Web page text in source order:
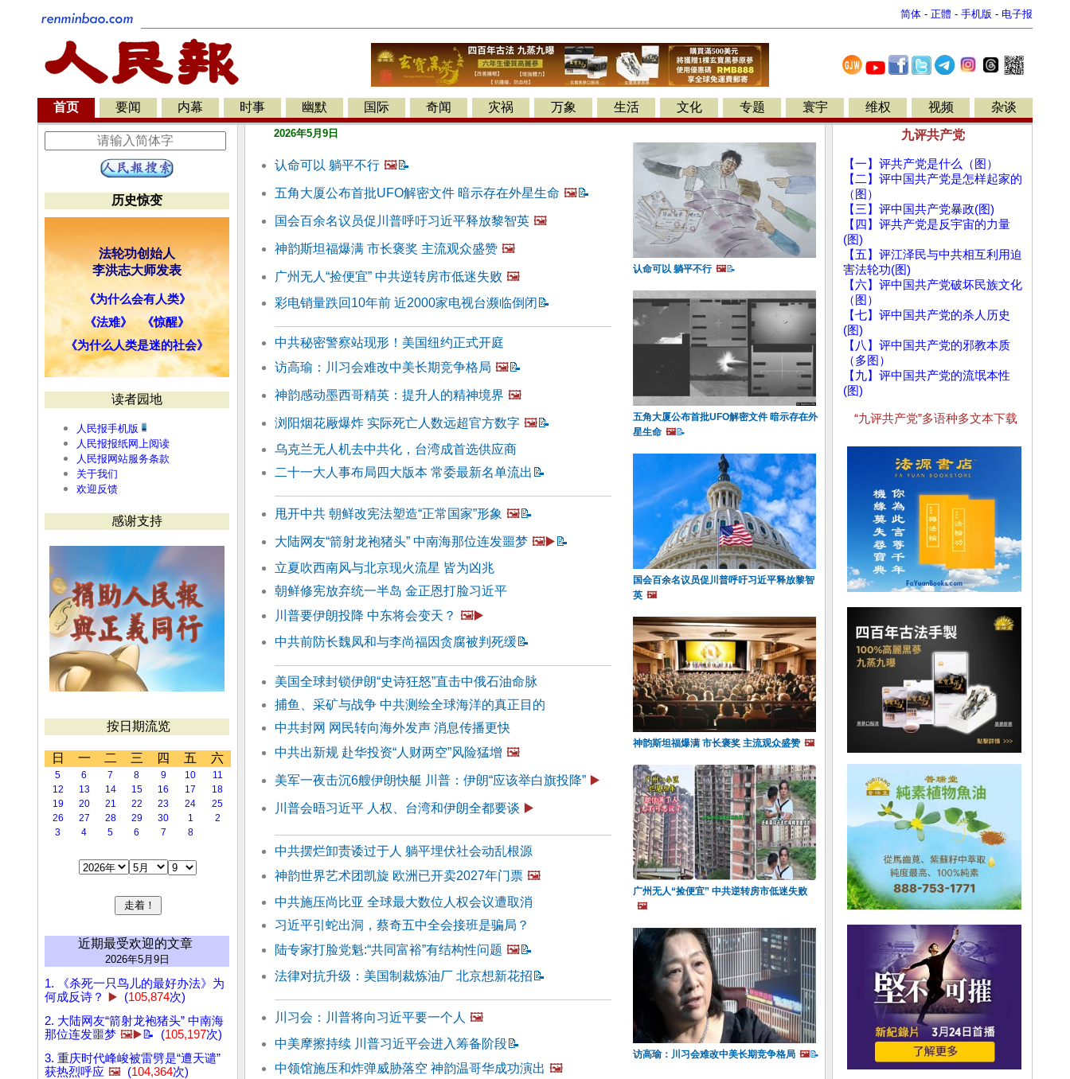
简体 - 正體 - 手机版 - 电子报
首页 要闻 内幕 时事 幽默 国际 奇闻 灾祸 万象 生活 文化 专题 寰宇 维权 视频 杂谈
历史惊变
法轮功创始人
李洪志大师发表
《为什么会有人类》
《法难》
《惊醒》
《为什么人类是迷的社会》
读者园地
人民报手机版
人民报报纸网上阅读
人民报网站服务条款
关于我们
欢迎反馈
感谢支持
按日期流览
日 一 二 三 四 五 六
5 6 7 8 9 10
11
12
13 14 15 16 17
18
19
20 21 22 23 24
25
26
27 28 29 30 1
2
3
4 5 6 7 8
近期最受欢迎的文章
2026年5月9日
1. 《杀死一只鸟儿的最好办法》为
何成反诗？
▶️ (105,874次)
2. 大陆网友“箭射龙袍猪头” 中南海
那位连发噩梦 🖼️▶️📝 (105,197次)
3. 重庆时代峰峻被雷劈是“遭天谴”
获热烈呼应 🖼️ (104,364次)
2026年5月9日
认命可以 躺平不行 🖼️📝
五角大厦公布首批UFO解密文件 暗示存在外星生命 🖼️📝
国会百余名议员促川普呼吁习近平释放黎智英 🖼️
神韵斯坦福爆满 市长褒奖 主流观众盛赞 🖼️
广州无人“捡便宜” 中共逆转房市低迷失败 🖼️
彩电销量跌回10年前 近2000家电视台濒临倒闭 📝
中共秘密警察站现形！美国纽约正式开庭
访高瑜：川习会难改中美长期竞争格局 🖼️📝
神韵感动墨西哥精英：提升人的精神境界 🖼️
浏阳烟花厰爆炸 实际死亡人数远超官方数字 🖼️📝
乌克兰无人机去中共化，台湾成首选供应商
二十一大人事布局四大版本 常委最新名单流出 📝
甩开中共 朝鲜改宪法塑造“正常国家”形象 🖼️📝
大陆网友“箭射龙袍猪头” 中南海那位连发噩梦 🖼️▶️ 📝
立夏吹西南风与北京现火流星 皆为凶兆
朝鲜修宪放弃统一半岛 金正恩打脸习近平
川普要伊朗投降 中东将会变天？ 🖼️▶️
中共前防长魏凤和与李尚福因贪腐被判死缓📝
美国全球封锁伊朗“史诗狂怒”直击中俄石油命脉
捕鱼、采矿与战争 中共测绘全球海洋的真正目的
中共封网 网民转向海外发声 消息传播更快
中共出新规 赴华投资“人财两空”风险猛增 🖼️
美军一夜击沉6艘伊朗快艇 川普：伊朗“应该举白旗投降” ▶️
川普会晤习近平 人权、台湾和伊朗全都要谈 ▶️
中共摆烂卸责诿过于人 躺平埋伏社会动乱根源
神韵世界艺术团凯旋 欧洲已开卖2027年门票 🖼️
中共施压尚比亚 全球最大数位人权会议遭取消
习近平引蛇出洞，蔡奇五中全会接班是骗局？
陆专家打脸党魁:“共同富裕”有结构性问题 🖼️📝
法律对抗升级：美国制裁炼油厂 北京想新花招 📝
川习会：川普将向习近平要一个人 🖼️
中美摩擦持续 川普习近平会进入筹备阶段📝
中领馆施压和炸弹威胁落空 神韵温哥华成功演出 🖼️
认命可以 躺平不行 🖼️📝
五角大厦公布首批UFO解密文件 暗示存在外
星生命 🖼️📝
国会百余名议员促川普呼吁习近平释放黎智
英 🖼️
神韵斯坦福爆满 市长褒奖 主流观众盛赞 🖼️
广州无人“捡便宜” 中共逆转房市低迷失败
🖼️
访高瑜：川习会难改中美长期竞争格局 🖼️📝
九评共产党
【一】评共产党是什么（图）
【二】评中国共产党是怎样起家的
（图）
【三】评中国共产党暴政(图)
【四】评共产党是反宇宙的力量
(图)
【五】评江泽民与中共相互利用迫
害法轮功(图)
【六】评中国共产党破坏民族文化
（图）
【七】评中国共产党的杀人历史
(图)
【八】评中国共产党的邪教本质
（多图）
【九】评中国共产党的流氓本性
(图)
“九评共产党”多语种多文本下载